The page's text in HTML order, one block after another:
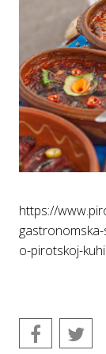
https://
o-pirotskoj-